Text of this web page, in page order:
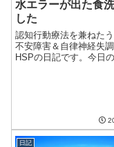
水エラーが出た食
した
認知行動療法を兼ねた
不安障害＆自律神経失
HSPの日記です。今日
日記